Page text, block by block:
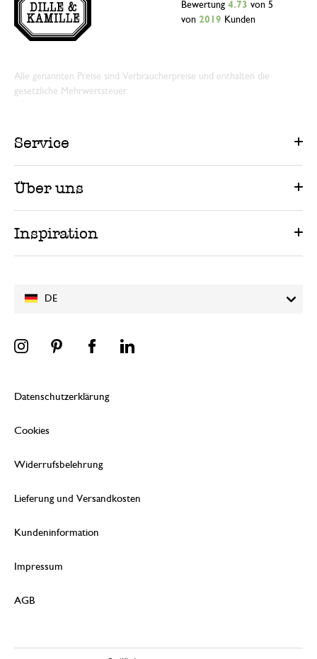
DE
Bewertung 4.73 von 5
von 2019 Kunden
Alle genannten Preise sind Verbraucherpreise und enthalten die
gesetzliche Mehrwertsteuer.
Service
Über uns
Inspiration
Datenschutzerklärung
Cookies
Widerrufsbelehrung
Lieferung und Versandkosten
Kundeninformation
Impressum
AGB